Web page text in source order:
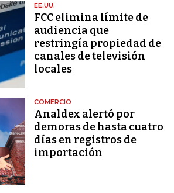
EE.UU.
FCC elimina límite de
audiencia que
restringía propiedad de
canales de televisión
locales
COMERCIO
Analdex alertó por
demoras de hasta cuatro
días en registros de
importación